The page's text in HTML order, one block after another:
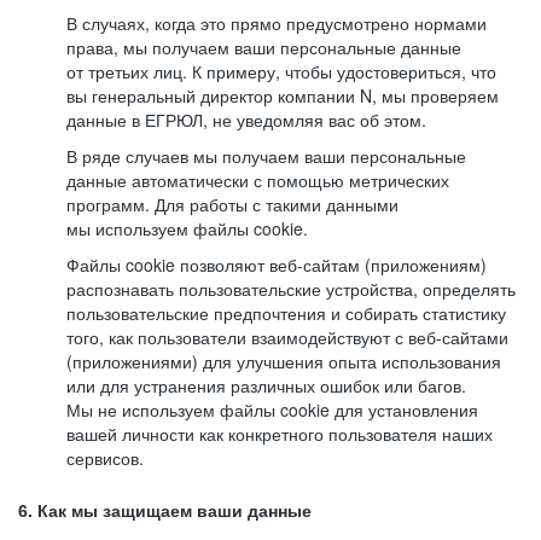
В случаях, когда это прямо предусмотрено нормами
права, мы получаем ваши персональные данные
от третьих лиц. К примеру, чтобы удостовериться, что
вы генеральный директор компании N, мы проверяем
данные в ЕГРЮЛ, не уведомляя вас об этом.
В ряде случаев мы получаем ваши персональные
данные автоматически с помощью метрических
программ. Для работы с такими данными
мы используем файлы cookie.
Файлы cookie позволяют веб-сайтам (приложениям)
распознавать пользовательские устройства, определять
пользовательские предпочтения и собирать статистику
того, как пользователи взаимодействуют с веб-сайтами
(приложениями) для улучшения опыта использования
или для устранения различных ошибок или багов.
Мы не используем файлы cookie для установления
вашей личности как конкретного пользователя наших
сервисов.
6. Как мы защищаем ваши данные